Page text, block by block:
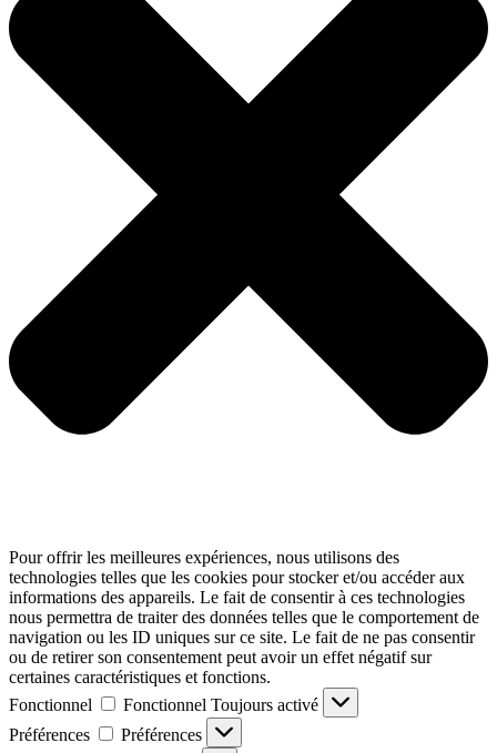
Pour offrir les meilleures expériences, nous utilisons des
technologies telles que les cookies pour stocker et/ou accéder aux
informations des appareils. Le fait de consentir à ces technologies
nous permettra de traiter des données telles que le comportement de
navigation ou les ID uniques sur ce site. Le fait de ne pas consentir
ou de retirer son consentement peut avoir un effet négatif sur
certaines caractéristiques et fonctions.
Fonctionnel
Fonctionnel Toujours activé
Préférences
Préférences